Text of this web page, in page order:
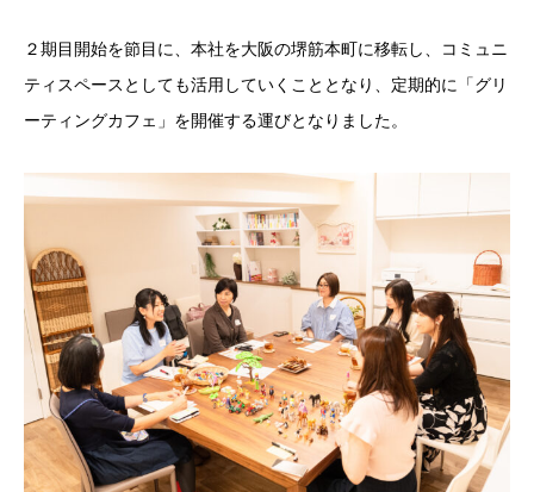
２期目開始を節目に、本社を大阪の堺筋本町に移転し、コミュニ
ティスペースとしても活用していくこととなり、定期的に「グリ
ーティングカフェ」を開催する運びとなりました。